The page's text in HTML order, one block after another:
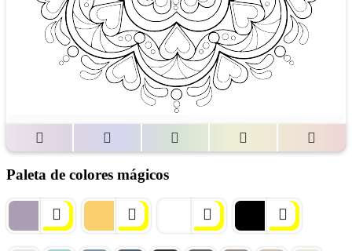
Paleta de colores mágicos